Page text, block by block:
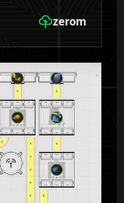
zerom